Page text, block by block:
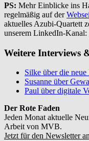
PS: Mehr Einblicke ins
regelmäßig auf der
aktuelles Azubi-Quartett
unserem LinkedIn-Kanal:
Weitere Interviews
Silke über die
Susanne über
Paul über digitale
Der Rote Faden
Jeden Monat aktuelle
Arbeit von MVB.
Jetzt für den Newsletter